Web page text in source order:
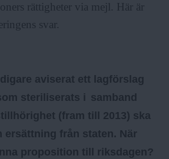
rättigheter via mejl. Här är
svar.
aviserat ett lagförslag
steriliserats i samband
(fram till 2013) ska
ersättning från staten. När
proposition till riksdagen?